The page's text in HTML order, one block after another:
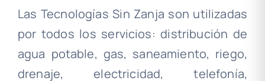
Las Tecnologías Sin Zanja son utilizadas
por todos los servicios: distribución de
agua potable, gas, saneamiento, riego,
drenaje, electricidad, telefonía,